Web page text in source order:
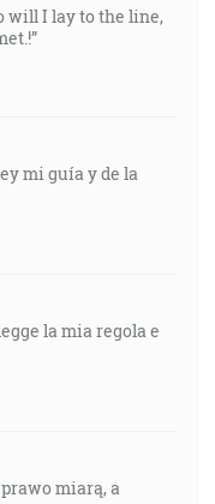
will I lay to the line,
mi guía y de la
la mia regola e
miarą, a